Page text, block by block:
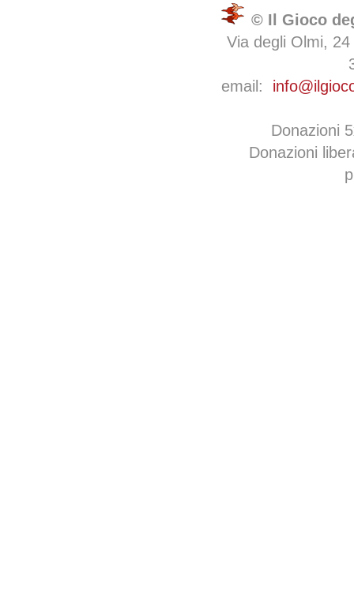
© Il Gioco
Via degli Olmi,
email:
Donazioni
Donazioni